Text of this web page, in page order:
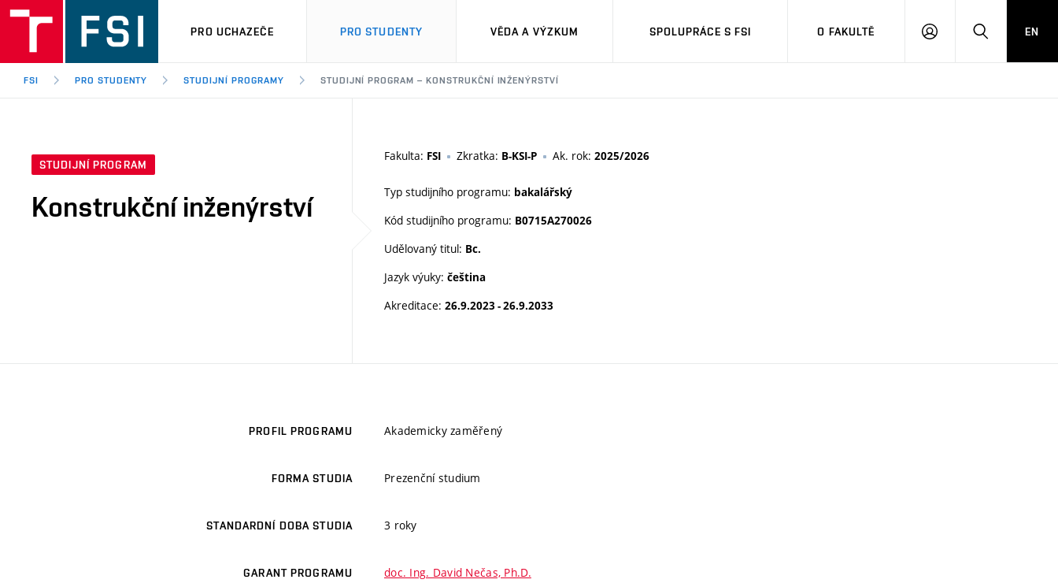
PRO UCHAZEČE PRO STUDENTY VĚDA A VÝZKUM SPOLUPRÁCE S FSI O FAKULTĚ
PŘIHLÁŠENÍHLEDAT
EN
FSI PRO STUDENTY STUDIJNÍ PROGRAMY STUDIJNÍ PROGRAM – KONSTRUKČNÍ INŽENÝRSTVÍ
STUDIJNÍ PROGRAM
Konstrukční inženýrství
Fakulta: FSI Zkratka: B-KSI-P Ak. rok: 2025/2026
Typ studijního programu: bakalářský
Kód studijního programu: B0715A270026
Udělovaný titul: Bc.
Jazyk výuky: čeština
Akreditace: 26.9.2023 - 26.9.2033
PROFIL PROGRAMU Akademicky zaměřený
FORMA STUDIA Prezenční studium
STANDARDNÍ DOBA STUDIA 3 roky
GARANT PROGRAMU doc. Ing. David Nečas, Ph.D.